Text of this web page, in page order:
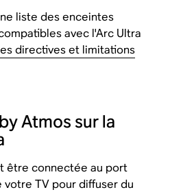
liste des enceintes
avec l'Arc Ultra
directives et limitations
Atmos sur la
être connectée au port
votre TV pour diffuser du